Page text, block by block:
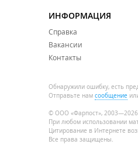
ИНФОРМАЦИЯ
Справка
Вакансии
Контакты
Обнаружили ошибку, есть
Отправьте нам сообщение
© ООО «Фарпост», 2003—2026
При любом использовании
Цитирование в Интернете
Все права защищены.